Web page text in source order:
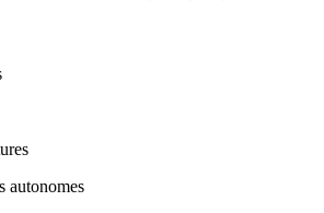
autonomes